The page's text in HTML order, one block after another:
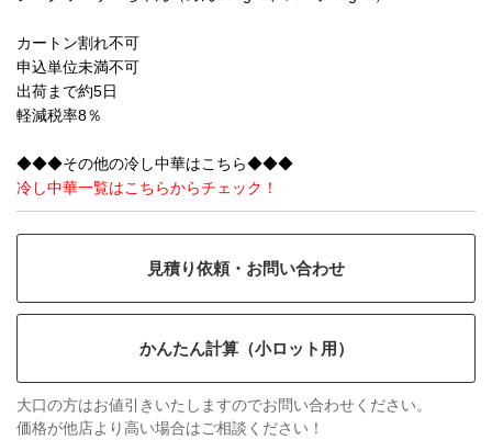
カートン割れ不可
申込単位未満不可
出荷まで約5日
軽減税率8％
◆◆◆その他の冷し中華はこちら◆◆◆
冷し中華一覧はこちらからチェック！
見積り依頼・お問い合わせ
かんたん計算（小ロット用）
大口の方はお値引きいたしますのでお問い合わせください。
価格が他店より高い場合はご相談ください！